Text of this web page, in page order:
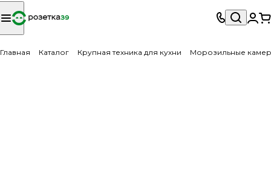
Главная Каталог Крупная техника для кухни Морозильные